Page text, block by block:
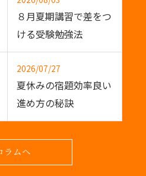
８月夏期講習で差をつ
ける受験勉強法
2026/07/27
夏休みの宿題効率良い
進め方の秘訣
ラムヘ